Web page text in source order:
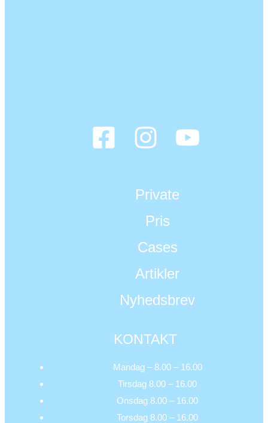
Private
Pris
Cases
Artikler
Nyhedsbrev
KONTAKT
Mandag – 8.00 – 16.00
Tirsdag 8.00 – 16.00
Onsdag 8.00 – 16.00
Torsdag 8.00 – 16.00